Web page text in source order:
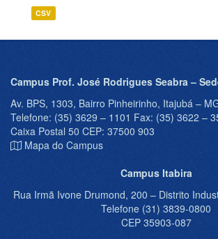
CSV
Campus Prof. José Rodrigues Seabra –
Av. BPS, 1303, Bairro Pinheirinho, Itajubá –
Telefone: (35) 3629 – 1101 Fax: (35) 3622 –
Caixa Postal 50 CEP: 37500 903
Mapa do Campus
Campus Itabira
Rua Irmã Ivone Drumond, 200 – Distrito
Telefone (31) 3839-0800
CEP 35903-087